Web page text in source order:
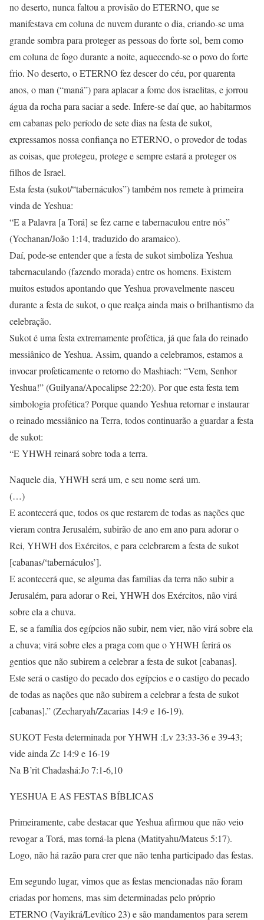
no deserto, nunca faltou a provisão do ETERNO, que se
manifestava em coluna de nuvem durante o dia, criando-se uma
grande sombra para proteger as pessoas do forte sol, bem como
em coluna de fogo durante a noite, aquecendo-se o povo do forte
frio. No deserto, o ETERNO fez descer do céu, por quarenta
anos, o man (“maná”) para aplacar a fome dos israelitas, e jorrou
água da rocha para saciar a sede. Infere-se daí que, ao habitarmos
em cabanas pelo período de sete dias na festa de sukot,
expressamos nossa confiança no ETERNO, o provedor de todas
as coisas, que protegeu, protege e sempre estará a proteger os
filhos de Israel.
Esta festa (sukot/“tabernáculos”) também nos remete à primeira
vinda de Yeshua:
“E a Palavra [a Torá] se fez carne e tabernaculou entre nós”
(Yochanan/João 1:14, traduzido do aramaico).
Daí, pode-se entender que a festa de sukot simboliza Yeshua
tabernaculando (fazendo morada) entre os homens. Existem
muitos estudos apontando que Yeshua provavelmente nasceu
durante a festa de sukot, o que realça ainda mais o brilhantismo da
celebração.
Sukot é uma festa extremamente profética, já que fala do reinado
messiânico de Yeshua. Assim, quando a celebramos, estamos a
invocar profeticamente o retorno do Mashiach: “Vem, Senhor
Yeshua!” (Guilyana/Apocalipse 22:20). Por que esta festa tem
simbologia profética? Porque quando Yeshua retornar e instaurar
o reinado messiânico na Terra, todos continuarão a guardar a festa
de sukot:
“E YHWH reinará sobre toda a terra.
Naquele dia, YHWH será um, e seu nome será um.
(…)
E acontecerá que, todos os que restarem de todas as nações que
vieram contra Jerusalém, subirão de ano em ano para adorar o
Rei, YHWH dos Exércitos, e para celebrarem a festa de sukot
[cabanas/‘tabernáculos’].
E acontecerá que, se alguma das famílias da terra não subir a
Jerusalém, para adorar o Rei, YHWH dos Exércitos, não virá
sobre ela a chuva.
E, se a família dos egípcios não subir, nem vier, não virá sobre ela
a chuva; virá sobre eles a praga com que o YHWH ferirá os
gentios que não subirem a celebrar a festa de sukot [cabanas].
Este será o castigo do pecado dos egípcios e o castigo do pecado
de todas as nações que não subirem a celebrar a festa de sukot
[cabanas].” (Zecharyah/Zacarias 14:9 e 16-19).
SUKOT Festa determinada por YHWH :Lv 23:33-36 e 39-43;
vide ainda Zc 14:9 e 16-19
Na B’rit Chadashá:Jo 7:1-6,10
YESHUA E AS FESTAS BÍBLICAS
Primeiramente, cabe destacar que Yeshua afirmou que não veio
revogar a Torá, mas torná-la plena (Matityahu/Mateus 5:17).
Logo, não há razão para crer que não tenha participado das festas.
Em segundo lugar, vimos que as festas mencionadas não foram
criadas por homens, mas sim determinadas pelo próprio
ETERNO (Vayikrá/Levítico 23) e são mandamentos para serem